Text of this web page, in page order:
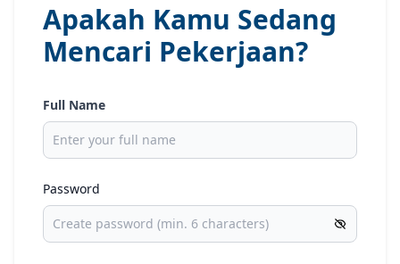
Apakah Kamu Sedang
Mencari Pekerjaan?
Full Name
Password